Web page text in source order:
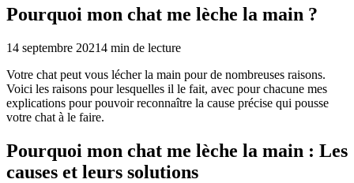
Pourquoi mon chat me lèche la main ?
14 septembre 20214 min de lecture
Votre chat peut vous lécher la main pour de nombreuses raisons.
Voici les raisons pour lesquelles il le fait, avec pour chacune mes
explications pour pouvoir reconnaître la cause précise qui pousse
votre chat à le faire.
Pourquoi mon chat me lèche la main : Les
causes et leurs solutions